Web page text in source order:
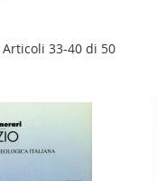
Articoli 33-40di 50